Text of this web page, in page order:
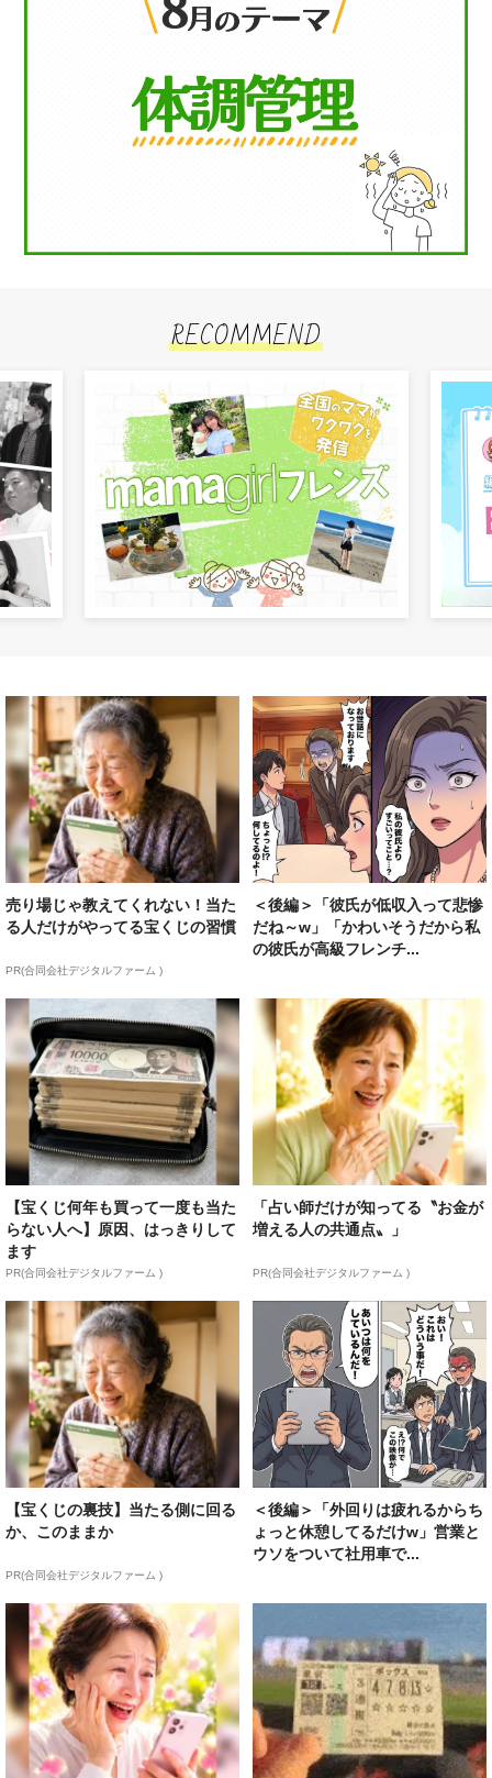
RECOMMEND
売り場じゃ教えてくれない！当た
る人だけがやってる宝くじの習慣
PR(合同会社デジタルファーム )
＜後編＞「彼氏が低収入って悲惨
だね～w」「かわいそうだから私
の彼氏が高級フレンチ...
【宝くじ何年も買って一度も当た
らない人へ】原因、はっきりして
ます
PR(合同会社デジタルファーム )
「占い師だけが知ってる〝お金が
増える人の共通点〟」
PR(合同会社デジタルファーム )
【宝くじの裏技】当たる側に回る
か、このままか
PR(合同会社デジタルファーム )
＜後編＞「外回りは疲れるからち
ょっと休憩してるだけw」営業と
ウソをついて社用車で...